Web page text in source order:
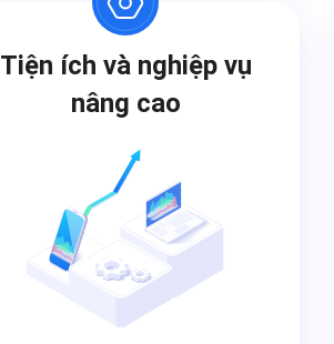
Tiện ích và nghiệp vụ
nâng cao